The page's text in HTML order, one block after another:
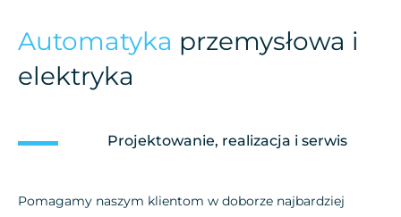
Automatyka przemysłowa i
elektryka
Projektowanie, realizacja i serwis
Pomagamy naszym klientom w doborze najbardziej